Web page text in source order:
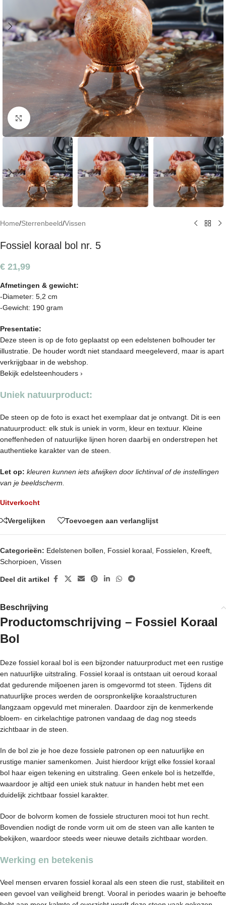
Klik om te vergroten
Home/Sterrenbeeld/Vissen
Fossiel koraal bol nr. 5
€ 21,99
Afmetingen & gewicht:
-Diameter: 5,2 cm
-Gewicht: 190 gram
Presentatie:
Deze steen is op de foto geplaatst op een edelstenen bolhouder ter
illustratie. De houder wordt niet standaard meegeleverd, maar is apart
verkrijgbaar in de webshop.
Bekijk edelsteenhouders ›
Uniek natuurproduct:
De steen op de foto is exact het exemplaar dat je ontvangt. Dit is een
natuurproduct: elk stuk is uniek in vorm, kleur en textuur. Kleine
oneffenheden of natuurlijke lijnen horen daarbij en onderstrepen het
authentieke karakter van de steen.
Let op: kleuren kunnen iets afwijken door lichtinval of de instellingen
van je beeldscherm.
Uitverkocht
Vergelijken Toevoegen aan verlanglijst
Categorieën: Edelstenen bollen, Fossiel koraal, Fossielen, Kreeft,
Schorpioen, Vissen
Deel dit artikel
Beschrijving
Productomschrijving – Fossiel Koraal
Bol
Deze fossiel koraal bol is een bijzonder natuurproduct met een rustige
en natuurlijke uitstraling. Fossiel koraal is ontstaan uit oeroud koraal
dat gedurende miljoenen jaren is omgevormd tot steen. Tijdens dit
natuurlijke proces werden de oorspronkelijke koraalstructuren
langzaam opgevuld met mineralen. Daardoor zijn de kenmerkende
bloem- en cirkelachtige patronen vandaag de dag nog steeds
zichtbaar in de steen.
In de bol zie je hoe deze fossiele patronen op een natuurlijke en
rustige manier samenkomen. Juist hierdoor krijgt elke fossiel koraal
bol haar eigen tekening en uitstraling. Geen enkele bol is hetzelfde,
waardoor je altijd een uniek stuk natuur in handen hebt met een
duidelijk zichtbaar fossiel karakter.
Door de bolvorm komen de fossiele structuren mooi tot hun recht.
Bovendien nodigt de ronde vorm uit om de steen van alle kanten te
bekijken, waardoor steeds weer nieuwe details zichtbaar worden.
Werking en betekenis
Veel mensen ervaren fossiel koraal als een steen die rust, stabiliteit en
een gevoel van veiligheid brengt. Vooral in periodes waarin je behoefte